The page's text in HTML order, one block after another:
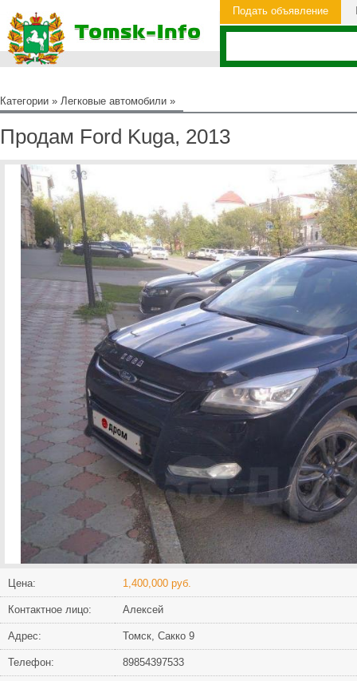
Подать объявление
Категории » Легковые автомобили »
Продам Ford Kuga, 2013
Цена: 1,400,000 руб.
Контактное лицо: Алексей
Адрес: Томск, Сакко 9
Телефон: 89854397533